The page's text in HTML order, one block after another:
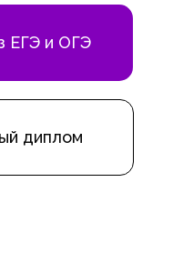
диплом
ЕГЭ и ОГЭ